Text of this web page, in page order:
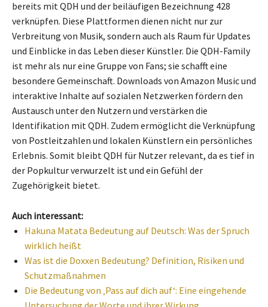
bereits mit QDH und der beiläufigen Bezeichnung 428
verknüpfen. Diese Plattformen dienen nicht nur zur
Verbreitung von Musik, sondern auch als Raum für Updates
und Einblicke in das Leben dieser Künstler. Die QDH-Family
ist mehr als nur eine Gruppe von Fans; sie schafft eine
besondere Gemeinschaft. Downloads von Amazon Music und
interaktive Inhalte auf sozialen Netzwerken fördern den
Austausch unter den Nutzern und verstärken die
Identifikation mit QDH. Zudem ermöglicht die Verknüpfung
von Postleitzahlen und lokalen Künstlern ein persönliches
Erlebnis. Somit bleibt QDH für Nutzer relevant, da es tief in
der Popkultur verwurzelt ist und ein Gefühl der
Zugehörigkeit bietet.
Auch interessant:
Hakuna Matata Bedeutung auf Deutsch: Was der Spruch
wirklich heißt
Was ist die Doxxen Bedeutung? Definition, Risiken und
Schutzmaßnahmen
Die Bedeutung von ‚Pass auf dich auf‘: Eine eingehende